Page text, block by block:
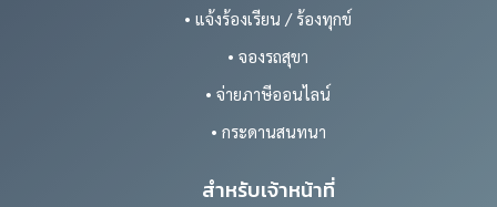
• แจ้งร้องเรียน / ร้องทุกข์
• จองรถสุขา
• จ่ายภาษีออนไลน์
• กระดานสนทนา
สำหรับเจ้าหน้าที่